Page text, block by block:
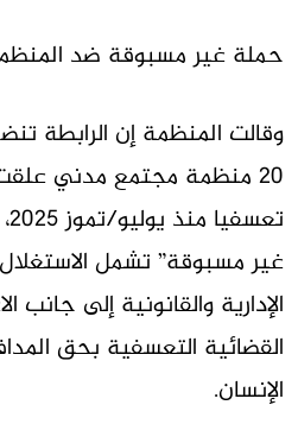
حملة غير مسبوقة ضد
وقالت المنظمة إن الرابطة
20 منظمة مجتمع مدني
غير مسبوقة” تشمل الاستغلال
الإدارية والقانونية إلى جانب
القضائية التعسفية بحق
الإنسان.